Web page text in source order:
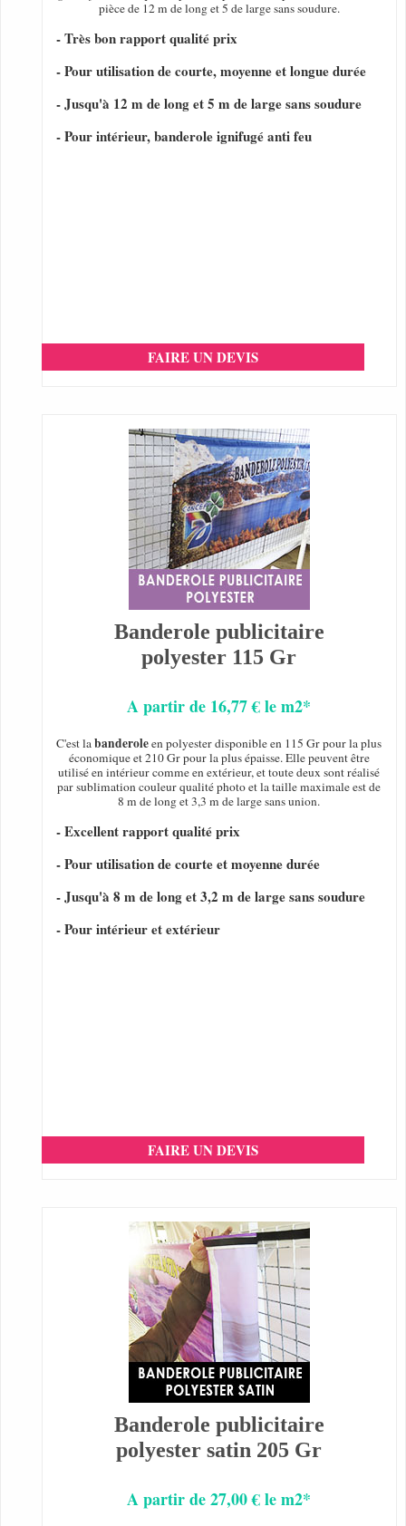
pièce de 12 m de long et 5 de large sans soudure.
- Très bon rapport qualité prix
- Pour utilisation de courte, moyenne et longue durée
- Jusqu'à 12 m de long et 5 m de large sans soudure
- Pour intérieur, banderole ignifugé anti feu
FAIRE UN DEVIS
Banderole publicitaire
polyester 115 Gr
A partir de 16,77 € le m2*
C'est labanderoleen polyester disponible en 115 Gr pour la plus
économique et 210 Gr pour la plus épaisse. Elle peuvent être
utilisé en intérieur comme en extérieur, et toute deux sont réalisé
par sublimation couleur qualité photo et la taille maximale est de
8 m de long et 3,3 m de large sans union.
- Excellent rapport qualité prix
- Pour utilisation de courte et moyenne durée
- Jusqu'à 8 m de long et 3,2 m de large sans soudure
- Pour intérieur et extérieur
FAIRE UN DEVIS
Banderole publicitaire
polyester satin 205 Gr
A partir de 27,00 € le m2*